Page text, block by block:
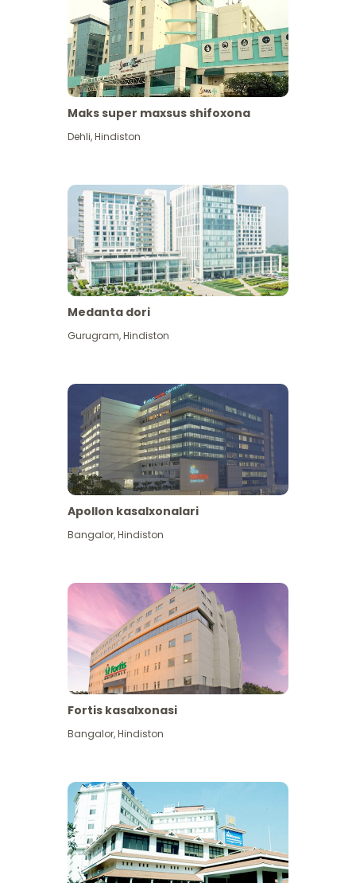
Maks super maxsus shifoxona
Dehli,Hindiston
Medanta dori
Gurugram,Hindiston
Apollon kasalxonalari
Bangalor,Hindiston
Fortis kasalxonasi
Bangalor,Hindiston